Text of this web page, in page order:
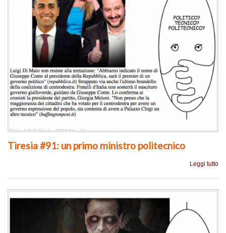
Tiresia #91: un primo ministro politecnico
Leggi tutto